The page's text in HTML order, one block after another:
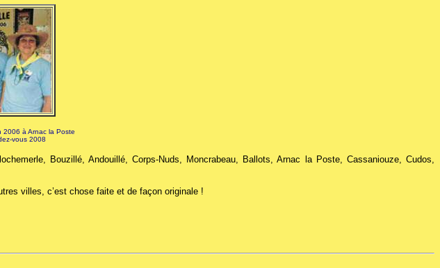
à Arnac la Poste
vous 2008
Bouzillé, Andouillé, Corps-Nuds, Moncrabeau, Ballots, Arnac la Poste, Cassaniouze, Cudos,
villes, c’est chose faite et de façon originale !